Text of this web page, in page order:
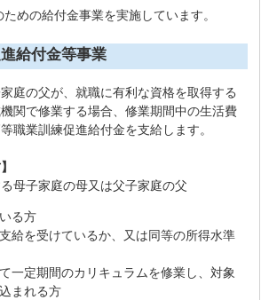
めの給付金事業を実施しています。
給付金等事業
庭の父が、就職に有利な資格を取得する
関で修業する場合、修業期間中の生活費
職業訓練促進給付金を支給します。
母子家庭の母又は父子家庭の父
る方
給を受けているか、又は同等の所得水準
一定期間のカリキュラムを修業し、対象
まれる方